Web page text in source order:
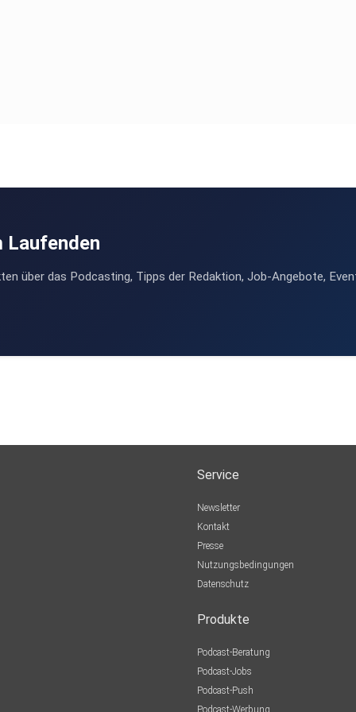
Laufenden
über das Podcasting, Tipps der Redaktion, Job-Angebote,
Service
Newsletter
Kontakt
Presse
Nutzungsbedingungen
Datenschutz
Produkte
Podcast-Beratung
Podcast-Jobs
Podcast-Push
Podcast-Werbung